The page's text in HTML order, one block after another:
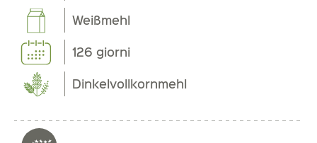
Weißmehl
126 giorni
Dinkelvollkornmehl